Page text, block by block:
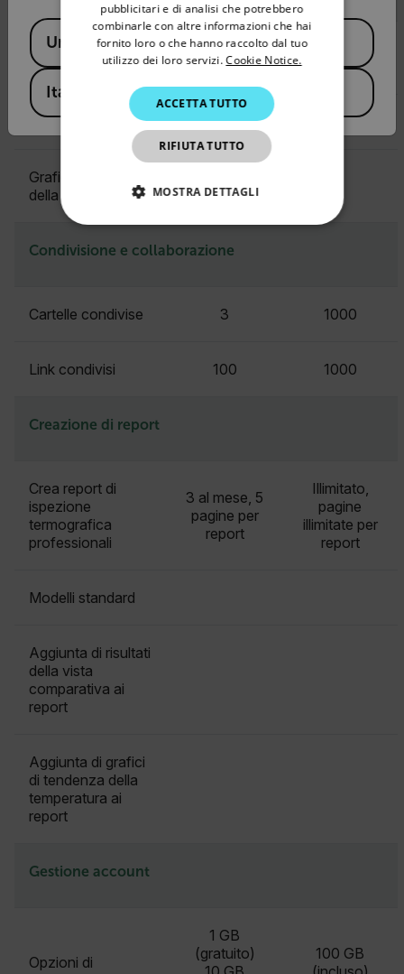
Modifica delle
immagini
Vista comparativa
Grafici di tendenza
della temperatura
Condivisione e collaborazione
Cartelle condivise 3 1000
Link condivisi 100 1000
Creazione di report
Crea report di
ispezione
termografica
professionali
3 al mese, 5
pagine per
report
Illimitato,
pagine
illimitate per
report
Modelli standard
Aggiunta di risultati
della vista
comparativa ai
report
Aggiunta di grafici
di tendenza della
temperatura ai
report
Gestione account
Opzioni di
1 GB
(gratuito)
100 GB
Available Locations
United States
Italy
SPANISH
PORTUGUESE
KOREAN
JAPANESE
CHINESE
pubblicitari e di analisi che potrebbero
combinarle con altre informazioni che hai
fornito loro o che hanno raccolto dal tuo
utilizzo dei loro servizi. Cookie Notice.
ACCETTA TUTTO
RIFIUTA TUTTO
MOSTRA DETTAGLI
TARGETING
I cookie strettamente necessari consentono le
funzionalità principali del sito web come
l"accesso dell"utente e la gestione dell"account. Il
sito web non può essere utilizzato correttamente
cart_products_skus
cashrun_session_id